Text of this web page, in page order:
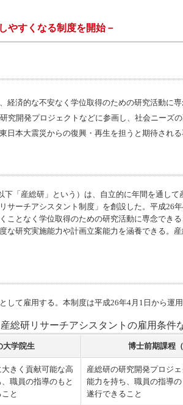
やすくなる制度を開始－
経済的な不安なく学位取得のための研究活動に
究開発プロジェクトなどに参画し、社会ニーズ
日本大震災からの復興・再生を担うと期待され
「産総研」という）は、自立的に年間を通し
サーチアシスタント制度」を創設した。平成26
ことなく学位取得のための研究活動に専念でき
な研究実施能力や計画立案能力を涵養できる。
て雇用する。本制度は平成26年4月1日から運用
産総研リサーチアシスタントの雇用条件
大学院生 博士前期課程
きく貢献可能な高
職員の指導のもと
と
産総研の研究開発プロジ
能力を持ち、職員の指導
遂行できること